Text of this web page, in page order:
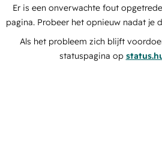
Er is een onverwachte fout
pagina. Probeer het opnieuw nadat je
Als het probleem zich blijft
statuspagina op